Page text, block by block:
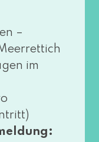
–
im